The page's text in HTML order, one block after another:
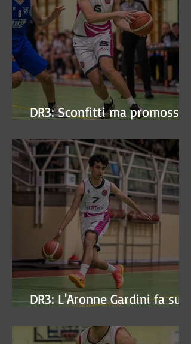
DR3: Sconfitti ma promossi
DR3: L'Aronne Gardini fa sua